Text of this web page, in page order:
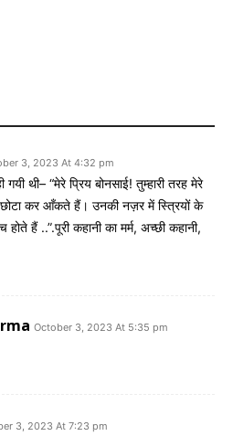
3, 2023 At 4:32 pm
थी– “मेरे प्रिय बोनसाई! तुम्हारी तरह मेरे
कर आँकते हैं। उनकी नज़र में स्त्रियों के
हैं ..”.पूरी कहानी का मर्म, अच्छी कहानी,
October 3, 2023 At 5:35 pm
3, 2023 At 7:23 pm